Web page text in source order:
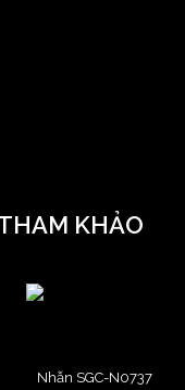
KHẢO
Nhẫn SGC-N0737